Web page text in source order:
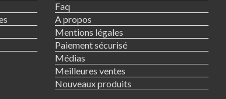
Faq
A propos
Mentions légales
Paiement sécurisé
Médias
Meilleures ventes
Nouveaux produits